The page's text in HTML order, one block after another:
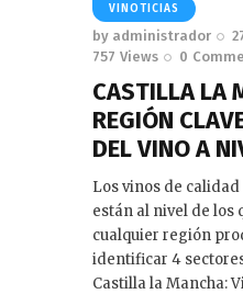
VINOTICIAS
by administrador
757 Views 0
CASTILLA LA
REGIÓN
DEL VINO A
Los vinos de
están al nivel de los
cualquier región
identificar 4
Castilla la Mancha: